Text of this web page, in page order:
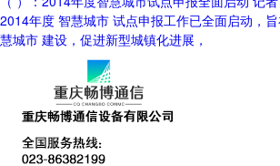
2014年度 智慧城市 试点申报工作已全面启动，
慧城市 建设，促进新型城镇化进展，